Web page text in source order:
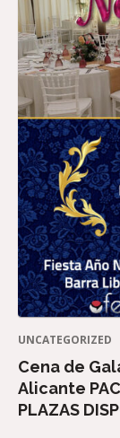
UNCATEGORIZED
Cena de
Alicante
PLAZAS